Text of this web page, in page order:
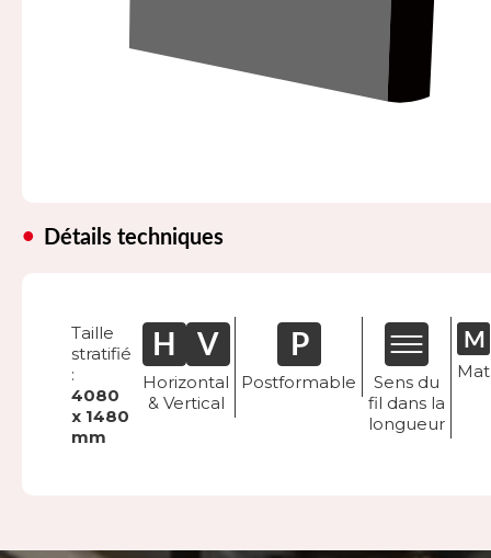
Détails techniques
Taille
stratifié
:
4080
x 1480
mm
Horizontal
& Vertical
Postformable
Sens du
fil dans la
longueur
Mat